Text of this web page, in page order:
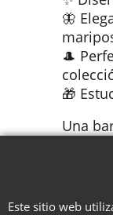
🦋
🎩
🎁
Una
Este sitio web